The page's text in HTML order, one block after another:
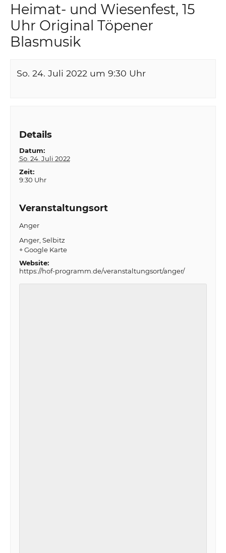
Heimat- und Wiesenfest, 15
Uhr Original Töpener
Blasmusik
So. 24. Juli 2022 um 9:30 Uhr
Details
Datum:
So. 24. Juli 2022
Zeit:
9:30 Uhr
Veranstaltungsort
Anger
Anger Selbitz
+ Google Karte
Website:
https://hof-programm.de/veranstaltungsort/anger/